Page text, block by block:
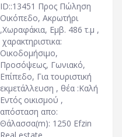
ID::13451 Προς Πώληση
Οικόπεδο, Ακρωτήρι
,Χωραφάκια, Εμβ. 486 τ.μ ,
χαρακτηριστικα:
Οικοδομήσιμο,
Προσόψεως, Γωνιακό,
Επίπεδο, Για τουριστική
εκμετάλλευση , θέα :Καλή
Εντός οικισμού ,
απόσταση απο:
Θάλασσα(m): 1250 Efzin